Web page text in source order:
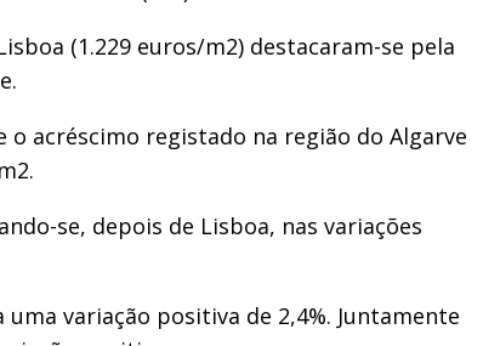
(1.229 euros/m2) destacaram-se pela
acréscimo registado na região do Algarve
se, depois de Lisboa, nas variações
variação positiva de 2,4%. Juntamente